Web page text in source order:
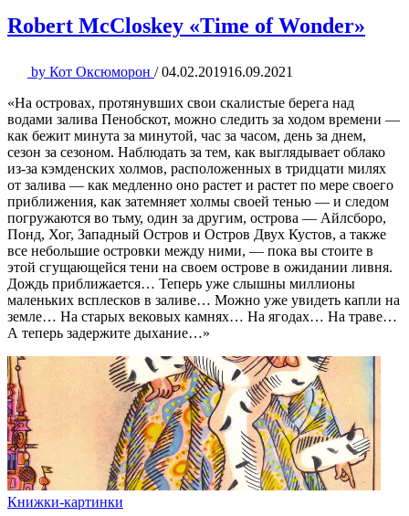
Robert McCloskey «Time of Wonder»
by Кот Оксюморон / 04.02.201916.09.2021
«На островах, протянувших свои скалистые берега над
водами залива Пенобскот, можно следить за ходом времени —
как бежит минута за минутой, час за часом, день за днем,
сезон за сезоном. Наблюдать за тем, как выглядывает облако
из-за кэмденских холмов, расположенных в тридцати милях
от залива — как медленно оно растет и растет по мере своего
приближения, как затемняет холмы своей тенью — и следом
погружаются во тьму, один за другим, острова — Айлсборо,
Понд, Хог, Западный Остров и Остров Двух Кустов, а также
все небольшие островки между ними, — пока вы стоите в
этой сгущающейся тени на своем острове в ожидании ливня.
Дождь приближается… Теперь уже слышны миллионы
маленьких всплесков в заливе… Можно уже увидеть капли на
земле… На старых вековых камнях… На ягодах… На траве…
А теперь задержите дыхание…»
Книжки-картинки